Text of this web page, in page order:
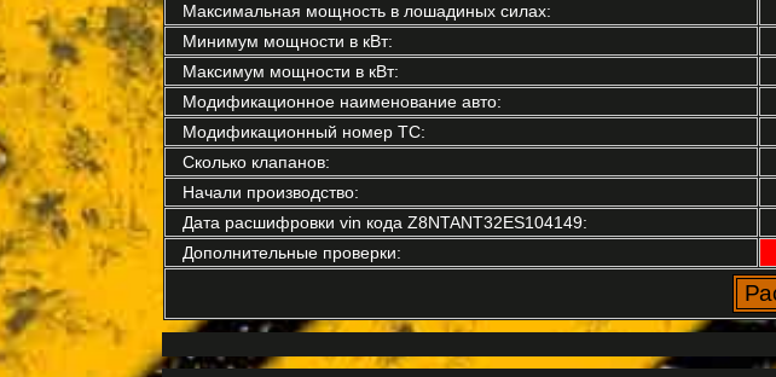
Максимальная мощность в лошадиных силах:
Минимум мощности в кВт:
Максимум мощности в кВт:
Модификационное наименование авто:
Модификационный номер ТС:
Сколько клапанов:
Начали производство:
Дата расшифровки vin кода Z8NTANT32ES104149:
Дополнительные проверки: